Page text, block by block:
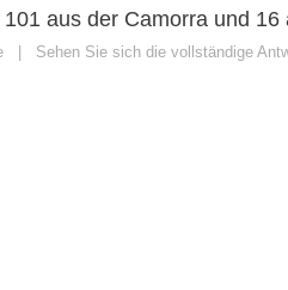
aus der Camorra und 16
| Sehen Sie sich die vollständige